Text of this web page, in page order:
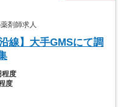
剤師求人
線】大手GMSにて調
程度
度